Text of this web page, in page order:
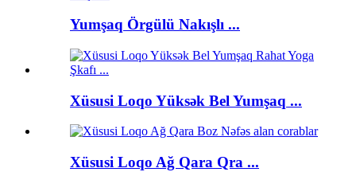
Yumşaq Örgülü Nakışlı ...
Xüsusi Loqo Yüksək Bel Yumşaq ...
Xüsusi Loqo Ağ Qara Qra ...